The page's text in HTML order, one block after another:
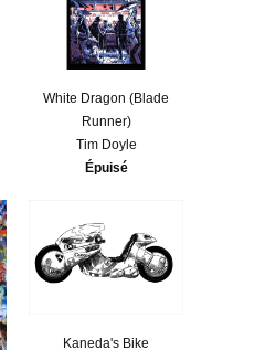
White Dragon (Blade
Runner)
Tim Doyle
Épuisé
Kaneda's Bike